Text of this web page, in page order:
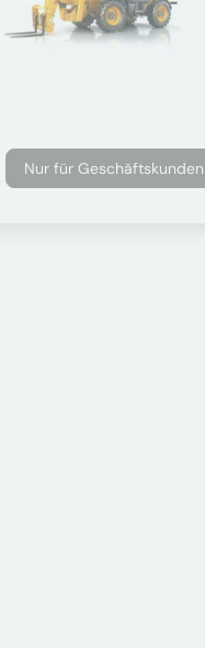
Nur für Geschäftskunden